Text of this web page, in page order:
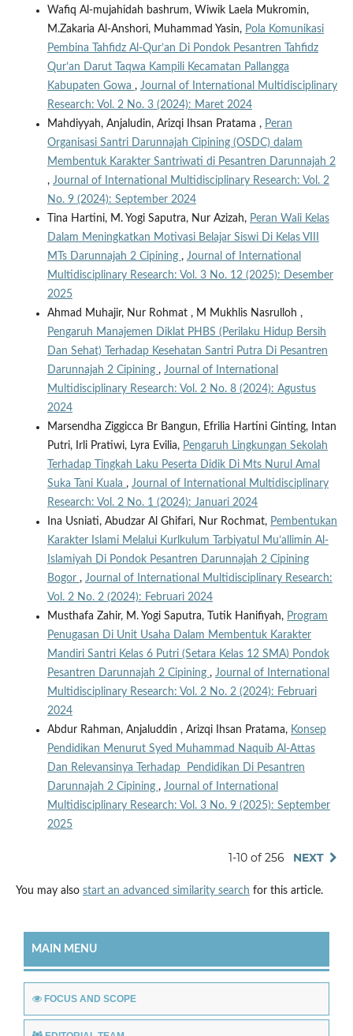
Wafiq Al-mujahidah bashrum, Wiwik Laela Mukromin,
M.Zakaria Al-Anshori, Muhammad Yasin, Pola Komunikasi
Pembina Tahfidz Al-Qur’an Di Pondok Pesantren Tahfidz
Qur’an Darut Taqwa Kampili Kecamatan Pallangga
Kabupaten Gowa , Journal of International Multidisciplinary
Research: Vol. 2 No. 3 (2024): Maret 2024
Mahdiyyah, Anjaludin, Arizqi Ihsan Pratama , Peran
Organisasi Santri Darunnajah Cipining (OSDC) dalam
Membentuk Karakter Santriwati di Pesantren Darunnajah 2
, Journal of International Multidisciplinary Research: Vol. 2
No. 9 (2024): September 2024
Tina Hartini, M. Yogi Saputra, Nur Azizah, Peran Wali Kelas
Dalam Meningkatkan Motivasi Belajar Siswi Di Kelas VIII
MTs Darunnajah 2 Cipining , Journal of International
Multidisciplinary Research: Vol. 3 No. 12 (2025): Desember
2025
Ahmad Muhajir, Nur Rohmat , M Mukhlis Nasrulloh ,
Pengaruh Manajemen Diklat PHBS (Perilaku Hidup Bersih
Dan Sehat) Terhadap Kesehatan Santri Putra Di Pesantren
Darunnajah 2 Cipining , Journal of International
Multidisciplinary Research: Vol. 2 No. 8 (2024): Agustus
2024
Marsendha Ziggicca Br Bangun, Efrilia Hartini Ginting, Intan
Putri, Irli Pratiwi, Lyra Evilia, Pengaruh Lingkungan Sekolah
Terhadap Tingkah Laku Peserta Didik Di Mts Nurul Amal
Suka Tani Kuala , Journal of International Multidisciplinary
Research: Vol. 2 No. 1 (2024): Januari 2024
Ina Usniati, Abudzar Al Ghifari, Nur Rochmat, Pembentukan
Karakter Islami Melalui Kurlkulum Tarbiyatul Mu’allimin Al-
Islamiyah Di Pondok Pesantren Darunnajah 2 Cipining
Bogor , Journal of International Multidisciplinary Research:
Vol. 2 No. 2 (2024): Februari 2024
Musthafa Zahir, M. Yogi Saputra, Tutik Hanifiyah, Program
Penugasan Di Unit Usaha Dalam Membentuk Karakter
Mandiri Santri Kelas 6 Putri (Setara Kelas 12 SMA) Pondok
Pesantren Darunnajah 2 Cipining , Journal of International
Multidisciplinary Research: Vol. 2 No. 2 (2024): Februari
2024
Abdur Rahman, Anjaluddin , Arizqi Ihsan Pratama, Konsep
Pendidikan Menurut Syed Muhammad Naquib Al-Attas
Dan Relevansinya Terhadap Pendidikan Di Pesantren
Darunnajah 2 Cipining , Journal of International
Multidisciplinary Research: Vol. 3 No. 9 (2025): September
2025
1-10 of 256 NEXT
You may also start an advanced similarity search for this article.
MAIN MENU
FOCUS AND SCOPE